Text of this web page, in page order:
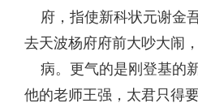
府，指使新科状元谢金
去天波杨府府前大吵大闹
病。更气的是刚登基的
他的老师王强，太君只得